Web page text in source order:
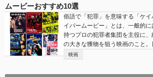
ムービーおすすめ10選
俗語で「犯罪」を意味する「ケ
イパームービー」とは、一般的
持つプロの犯罪者集団を主役に
の大きな獲物を狙う映画のこと。
映画